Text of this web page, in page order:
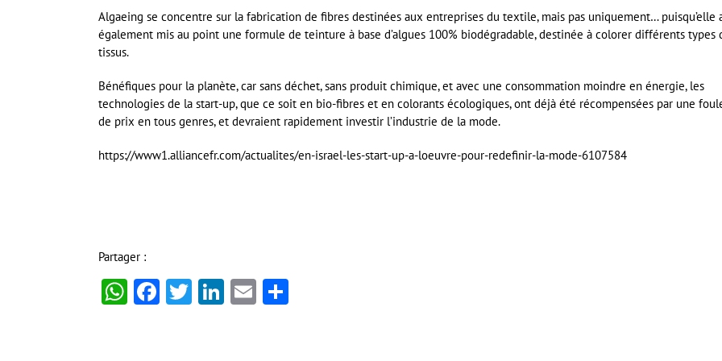
Algaeing se concentre sur la fabrication de fibres destinées aux entreprises du textile, mais pas uniquement… puisqu’elle
également mis au point une formule de teinture à base d’algues 100% biodégradable, destinée à colorer différents types
tissus.
Bénéfiques pour la planète, car sans déchet, sans produit chimique, et avec une consommation moindre en énergie, les
technologies de la start-up, que ce soit en bio-fibres et en colorants écologiques, ont déjà été récompensées par une
de prix en tous genres, et devraient rapidement investir l’industrie de la mode.
https://www1.alliancefr.com/actualites/en-israel-les-start-up-a-loeuvre-pour-redefinir-la-mode-6107584
Partager :
WhatsApp
Facebook
Twitter
LinkedIn
Email